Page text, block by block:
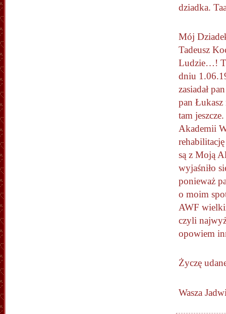
dziadka.
Mój
Tadeusz
Ludzie…!
dniu
zasiadał
pan
tam
Akademii
są z Moją
wyjaśniło
ponieważ
o moim
AWF
czyli
opowiem
Życzę
Wasza